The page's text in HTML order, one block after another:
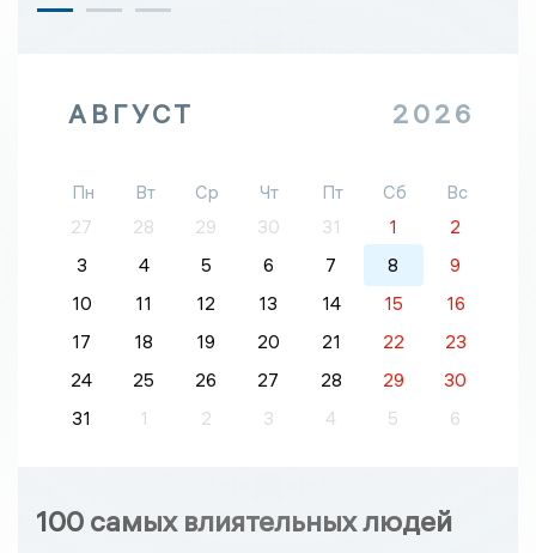
АВГУСТ 2026
Пн Вт Ср Чт Пт Сб
Вс
27
28 29 30 31 1
2
3
4 5 6 7 8
9
10
11 12 13 14 15
16
17
18 19 20 21 22
23
24
25 26 27 28 29
30
31
1 2 3 4 5 6
100 самых влиятельных людей